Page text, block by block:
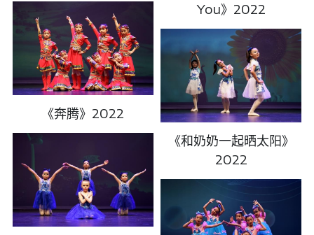
《奔腾》2022
You》2022
《和奶奶一起晒太阳》
2022